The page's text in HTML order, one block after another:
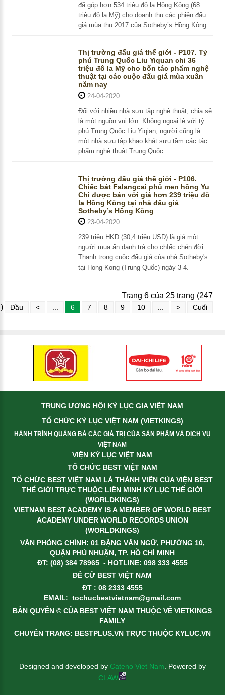
đã góp hơn 534 triệu đô la Hồng Kông (68
triệu đô la Mỹ) cho doanh thu các phiên đấu
giá mùa thu 2017 của Sotheby’s Hồng Kông.
Thị trường đấu giá thế giới - P107. Tỷ
phú Trung Quốc Liu Yiquan chi 36
triệu đô la Mỹ cho bốn tác phẩm nghệ
thuật tại các cuộc đấu giá mùa xuân
năm nay
24-04-2020
Đối với nhiều nhà sưu tập nghệ thuật, chia sẻ
là một nguồn vui lớn. Không ngoại lệ với tỷ
phú Trung Quốc Liu Yiqian, người cũng là
một nhà sưu tập khao khát sưu tầm các tác
phẩm nghệ thuật Trung Quốc.
Thị trường đấu giá thế giới - P106.
Chiếc bát Falangcai phủ men hồng Yu
Chi được bán với giá hơn 239 triệu đô
la Hồng Kông tại nhà đấu giá
Sotheby’s Hồng Kông
23-04-2020
239 triệu HKD (30,4 triệu USD) là giá một
người mua ẩn danh trả cho chIếc chén đời
Thanh trong cuộc đấu giá của nhà Sotheby's
tại Hong Kong (Trung Quốc) ngày 3-4.
Trang 6 của 25 trang (247
Đầu < 6 7 8 9 10 > Cuối
TRUNG ƯƠNG HỘI KỶ LỤC GIA VIỆT NAM
TỔ CHỨC KỶ LỤC VIỆT NAM (VIETKINGS)
HÀNH TRÌNH QUẢNG BÁ CÁC GIÁ TRỊ CỦA SẢN PHẨM VÀ DỊCH VỤ
VIỆT NAM
VIỆN KỶ LỤC VIỆT NAM
TỔ CHỨC BEST VIỆT NAM
TỔ CHỨC BEST VIỆT NAM LÀ THÀNH VIÊN CỦA VIỆN BEST
THẾ GIỚI TRỰC THUỘC LIÊN MINH KỶ LỤC THẾ GIỚI
(WORLDKINGS)
VIETNAM BEST ACADEMY IS A MEMBER OF WORLD BEST
ACADEMY UNDER WORLD RECORDS UNION
(WORLDKINGS)
VĂN PHÒNG CHÍNH: 01 ĐẶNG VĂN NGỮ, PHƯỜNG 10,
QUẬN PHÚ NHUẬN, TP. HỒ CHÍ MINH
ĐT: (08) 384 78965 - HOTLINE: 098 333 4555
ĐỀ CỬ BEST VIỆT NAM
ĐT : 08 2333 4555
EMAIL: tochucbestvietnam@gmail.com
BẢN QUYỀN © CỦA BEST VIỆT NAM THUỘC VỀ VIETKINGS
FAMILY
CHUYÊN TRANG: BESTPLUS.VN TRỰC THUỘC KYLUC.VN
Designed and developed by Cateno Viet Nam . Powered by
CLAW